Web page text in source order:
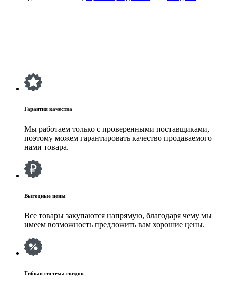
Гарантия качества
Мы работаем только с проверенными поставщиками,
поэтому можем гарантировать качество продаваемого
нами товара.
Выгодные цены
Все товары закупаются напрямую, благодаря чему мы
имеем возможность предложить вам хорошие цены.
Гибкая система скидок